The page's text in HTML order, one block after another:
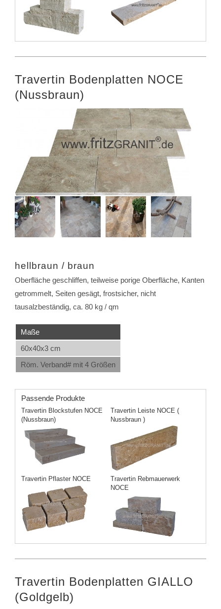
Travertin Bodenplatten NOCE
(Nussbraun)
hellbraun / braun
Oberfläche geschliffen, teilweise porige Oberfläche, Kanten
getrommelt, Seiten gesägt, frostsicher, nicht
tausalzbeständig, ca. 80 kg / qm
Maße
60x40x3 cm
Röm. Verband# mit 4 Größen
Passende Produkte
Travertin Blockstufen NOCE
(Nussbraun)
Travertin Leiste NOCE (
Nussbraun )
Travertin Pflaster NOCE
Travertin Rebmauerwerk
NOCE
Travertin Bodenplatten GIALLO
(Goldgelb)